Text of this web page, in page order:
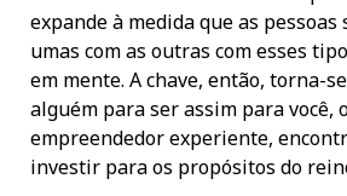
expande à medida que as pessoas
umas com as outras com esses
em mente. A chave, então, torna-
alguém para ser assim para você,
empreendedor experiente,
investir para os propósitos do